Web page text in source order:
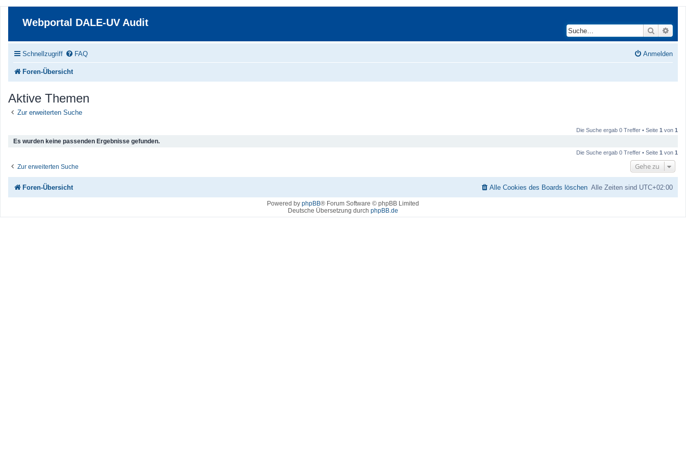
Webportal DALE-UV Audit
Suche
Schnellzugriff FAQ Anmelden
Foren-Übersicht
Aktive Themen
Zur erweiterten Suche
Die Suche ergab 0 Treffer • Seite 1 von 1
Es wurden keine passenden Ergebnisse gefunden.
Die Suche ergab 0 Treffer • Seite 1 von 1
Zur erweiterten Suche Gehe zu
Foren-Übersicht Alle Zeiten sind UTC+02:00
Alle Cookies des Boards löschen
Powered by phpBB® Forum Software © phpBB Limited
Deutsche Übersetzung durch phpBB.de